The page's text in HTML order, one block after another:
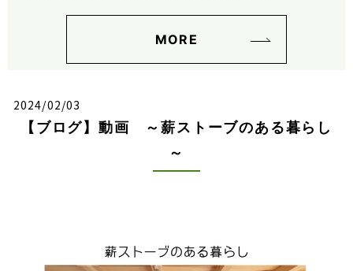
MORE
2024/02/03
【ブログ】動画 ～薪ストーブのある暮らし
～